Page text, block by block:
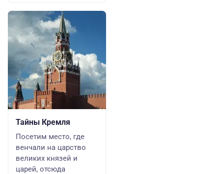
Тайны Кремля
Посетим место, где
венчали на царство
великих князей и
царей, отсюда